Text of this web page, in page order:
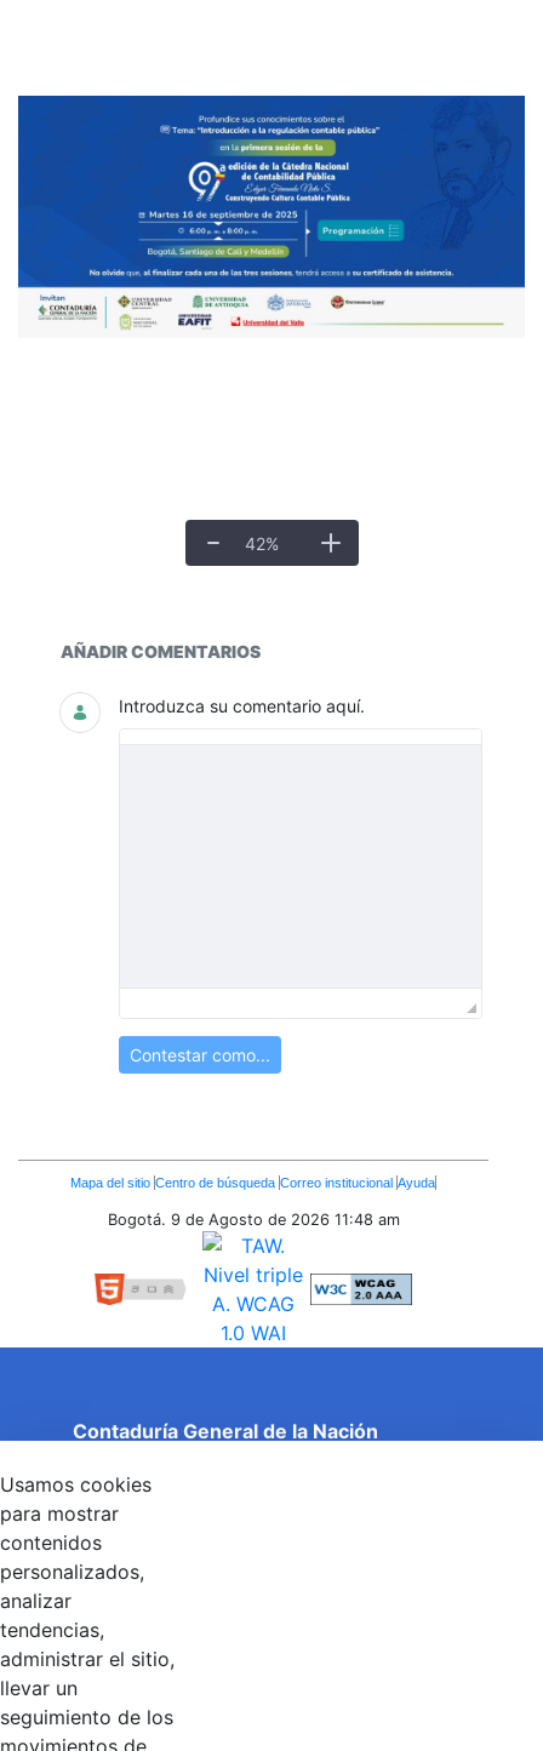
42%
Documentos y multimedia
AÑADIR COMENTARIOS
Introduzca su comentario aquí.
Contestar como...
Enlaces
Inferiores
Mapa del sitio Centro de búsqueda Correo institucional Ayuda
Bogotá. 9 de Agosto de 2026 11:48 am
Contaduría General de la Nación
Entidad adscrita al Ministerio de Hacienda y Crédito
Público
Torre 1 (Aire) - Piso 15, Bogotá D.C., Colombia
Código Postal: 111071
Linkedin
Usamos cookies
para mostrar
contenidos
personalizados,
analizar
tendencias,
administrar el sitio,
llevar un
seguimiento de los
movimientos de